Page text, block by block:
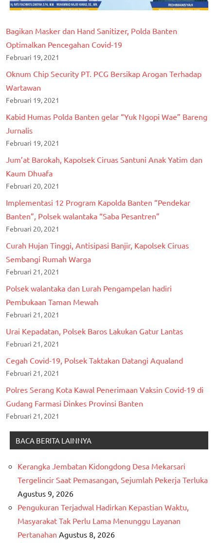
Bagikan Masker dan Hand Sanitizer, Polda Banten
Optimalkan Pencegahan Covid-19
Februari 19, 2021
Oknum Chip Security PT. PCG Bersikap Arogan Terhadap
Wartawan
Februari 19, 2021
Kabid Humas Polda Banten gelar “Yuk Ngopi Wae” Bareng
Jurnalis
Februari 19, 2021
Jum’at Barokah, Kapolsek Ciruas Santuni Anak Yatim dan
Kaum Dhuafa
Februari 20, 2021
Implementasi 12 Program Kapolda Banten “Pendekar
Banten”, Polsek walantaka “Saba Pesantren”
Februari 20, 2021
Curah Hujan Tinggi, Antisipasi Banjir, Kapolsek Ciruas
Sembangi Rumah Warga
Februari 21, 2021
Polsek walantaka dan Lurah Pengampelan hadiri
Pembukaan Taman Mewah
Februari 21, 2021
Urai Kepadatan, Polsek Baros Lakukan Gatur Lantas
Februari 21, 2021
Cegah Covid-19, Polsek Taktakan Datangi Aqualand
Februari 21, 2021
Polres Serang Kota Kawal Penerimaan Vaksin Covid-19 di
Gudang Farmasi Dinkes Provinsi Banten
Februari 21, 2021
BACA BERITA LAINNYA
Kerangka Jembatan Kidongdong Desa Mekarsari
Tergelincir Saat Pemasangan, Sejumlah Pekerja Terluka
Agustus 9, 2026
Pengukuran Terjadwal Hadirkan Kepastian Waktu,
Masyarakat Tak Perlu Lama Menunggu Layanan
Pertanahan Agustus 8, 2026